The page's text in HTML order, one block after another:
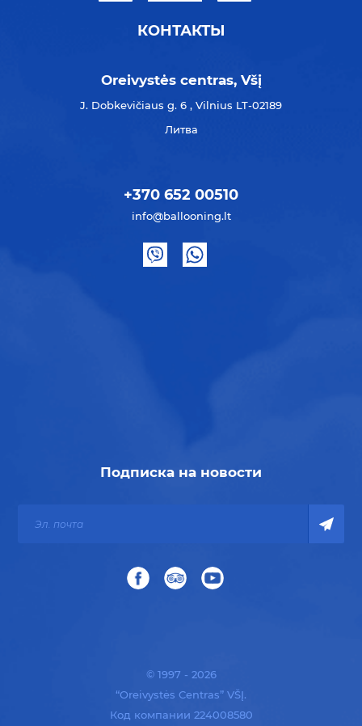
КОНТАКТЫ
Oreivystės centras, Všį
J. Dobkevičiaus g. 6 , Vilnius LT-02189
Литва
+370 652 00510
info@ballooning.lt
Подписка на новости
© 1997 - 2026
“Oreivystės Centras” VŠĮ.
Код компании 224008580